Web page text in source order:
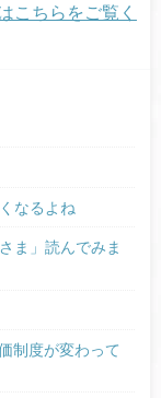
こちらをご覧く
なるよね
ま」読んでみま
制度が変わって